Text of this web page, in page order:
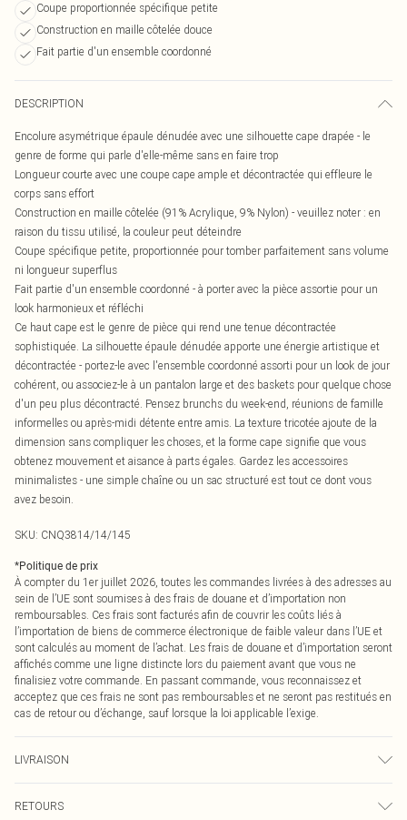
Coupe proportionnée spécifique petite
Construction en maille côtelée douce
Fait partie d'un ensemble coordonné
DESCRIPTION
Encolure asymétrique épaule dénudée avec une silhouette cape drapée - le
genre de forme qui parle d'elle-même sans en faire trop
Longueur courte avec une coupe cape ample et décontractée qui effleure le
corps sans effort
Construction en maille côtelée (91% Acrylique, 9% Nylon) - veuillez noter : en
raison du tissu utilisé, la couleur peut déteindre
Coupe spécifique petite, proportionnée pour tomber parfaitement sans volume
ni longueur superflus
Fait partie d'un ensemble coordonné - à porter avec la pièce assortie pour un
look harmonieux et réfléchi
Ce haut cape est le genre de pièce qui rend une tenue décontractée
sophistiquée. La silhouette épaule dénudée apporte une énergie artistique et
décontractée - portez-le avec l'ensemble coordonné assorti pour un look de jour
cohérent, ou associez-le à un pantalon large et des baskets pour quelque chose
d'un peu plus décontracté. Pensez brunchs du week-end, réunions de famille
informelles ou après-midi détente entre amis. La texture tricotée ajoute de la
dimension sans compliquer les choses, et la forme cape signifie que vous
obtenez mouvement et aisance à parts égales. Gardez les accessoires
minimalistes - une simple chaîne ou un sac structuré est tout ce dont vous
avez besoin.
SKU: CNQ3814/14/145
*Politique de prix
À compter du 1er juillet 2026, toutes les commandes livrées à des adresses au
sein de l’UE sont soumises à des frais de douane et d’importation non
remboursables. Ces frais sont facturés afin de couvrir les coûts liés à
l’importation de biens de commerce électronique de faible valeur dans l’UE et
sont calculés au moment de l’achat. Les frais de douane et d’importation seront
affichés comme une ligne distincte lors du paiement avant que vous ne
finalisiez votre commande. En passant commande, vous reconnaissez et
acceptez que ces frais ne sont pas remboursables et ne seront pas restitués en
cas de retour ou d’échange, sauf lorsque la loi applicable l’exige.
LIVRAISON
RETOURS